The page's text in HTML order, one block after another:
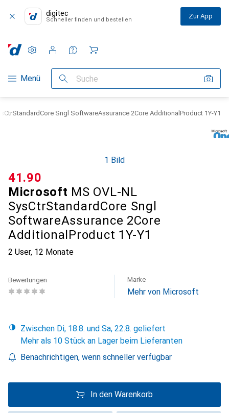
digitec
Schneller finden und bestellen Zur App
Navigation nach Kategorien
Menü Suche
Einstellungen
Kundenkonto
Vergleichslisten
Merklisten
Warenkorb
Sngl SoftwareAssurance 2Core AdditionalProduct 1Y-Y1
1 Bild
Microsoft MS OVL-NL
SysCtrStandardCore Sngl
SoftwareAssurance 2Core
AdditionalProduct 1Y-Y1
2 User, 12 Monate
CHF
41.90
Bewertungen Marke
Mehr von Microsoft
Zwischen Di, 18.8. und Sa, 22.8. geliefert
Mehr als 10 Stück an Lager beim Lieferanten
Benachrichtigen, wenn schneller verfügbar
In den Warenkorb